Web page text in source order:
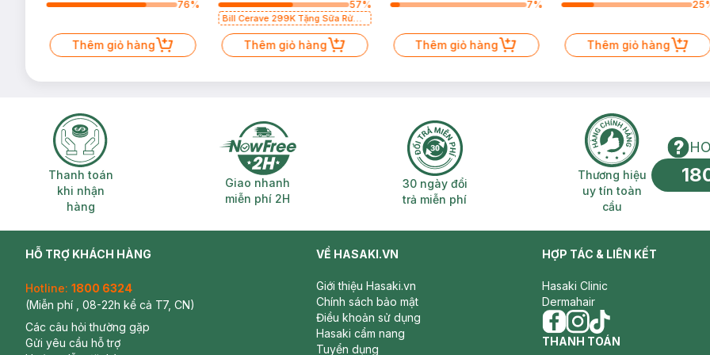
76%
Thêm giỏ hàng
57%
Bill Cerave 299K Tặng Sữa Rửa
Mặt Cerave 30ml (SL có hạn)
Thêm giỏ hàng
7%
Thêm giỏ hàng
25
Thêm giỏ hàng
Thanh toán khi nhận hàng
Thanh toán
khi nhận
hàng
Giao nhanh miễn phí 2H
Giao nhanh
miễn phí 2H
30 ngày đổi trả miễn phí
30 ngày đổi
trả miễn phí
Thương hiệu
Thương hiệu
uy tín toàn
cầu
HỖ TRỢ KHÁCH HÀNG
Hotline: 1800 6324
(Miễn phí , 08-22h kể cả T7, CN)
Các câu hỏi thường gặp
Gửi yêu cầu hỗ trợ
VỀ HASAKI.VN
Giới thiệu Hasaki.vn
Chính sách bảo mật
Điều khoản sử dụng
Hasaki cẩm nang
Tuyển dụng
HỢP TÁC & LIÊN KẾT
Hasaki Clinic
Dermahair
facebook
instagram
tiktok
THANH TOÁN